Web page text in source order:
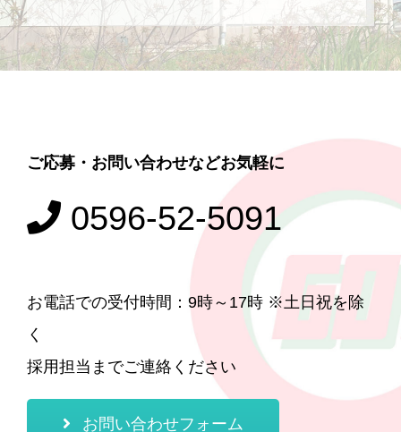
ご応募・お問い合わせなどお気軽に
0596-52-5091
お電話での受付時間：9時～17時 ※土日祝を除
く
採用担当までご連絡ください
お問い合わせフォーム